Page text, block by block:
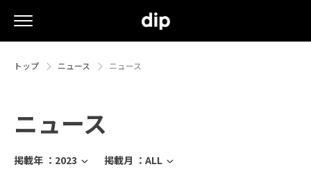
トップ ニュース ニュース
ニュース
掲載年 ： 2023 掲載月 ： ALL